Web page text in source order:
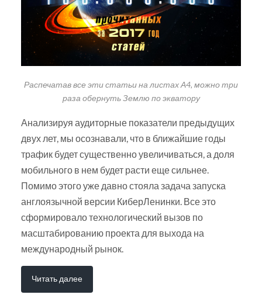
Распечатав все эти статьи на листах А4, можно три
раза обернуть Землю по экватору
Анализируя аудиторные показатели предыдущих
двух лет, мы осознавали, что в ближайшие годы
трафик будет существенно увеличиваться, а доля
мобильного в нем будет расти еще сильнее.
Помимо этого уже давно стояла задача запуска
англоязычной версии КиберЛенинки. Все это
сформировало технологический вызов по
масштабированию проекта для выхода на
международный рынок.
Читать далее